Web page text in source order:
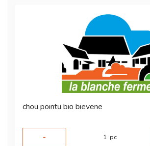
chou pointu bio bievene
-
1 pc